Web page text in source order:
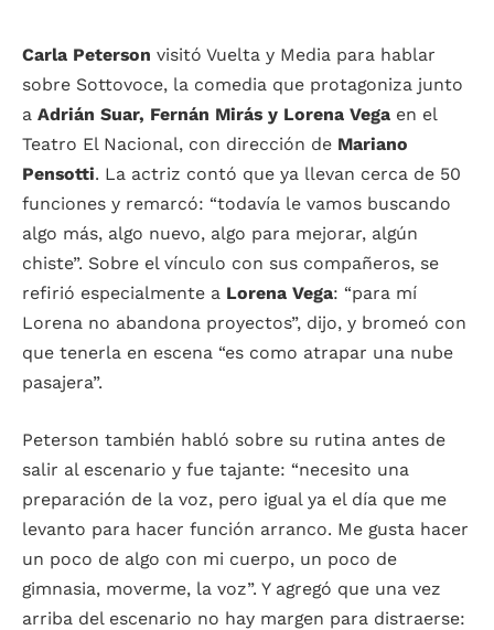
Carla Peterson visitó Vuelta y Media para hablar
sobre Sottovoce, la comedia que protagoniza junto
a Adrián Suar, Fernán Mirás y Lorena Vega en el
Teatro El Nacional, con dirección de Mariano
Pensotti. La actriz contó que ya llevan cerca de 50
funciones y remarcó: “todavía le vamos buscando
algo más, algo nuevo, algo para mejorar, algún
chiste”. Sobre el vínculo con sus compañeros, se
refirió especialmente a Lorena Vega: “para mí
Lorena no abandona proyectos”, dijo, y bromeó con
que tenerla en escena “es como atrapar una nube
pasajera”.
Peterson también habló sobre su rutina antes de
salir al escenario y fue tajante: “necesito una
preparación de la voz, pero igual ya el día que me
levanto para hacer función arranco. Me gusta hacer
un poco de algo con mi cuerpo, un poco de
gimnasia, moverme, la voz”. Y agregó que una vez
arriba del escenario no hay margen para distraerse: